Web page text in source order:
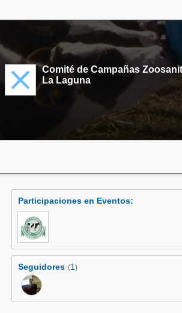
Comité de Campañas
La Laguna
Participaciones en Eventos:
Seguidores (1)